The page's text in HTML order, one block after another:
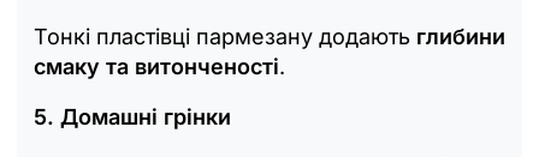
Тонкі пластівці пармезану додають глибини
смаку та витонченості.
5. Домашні грінки